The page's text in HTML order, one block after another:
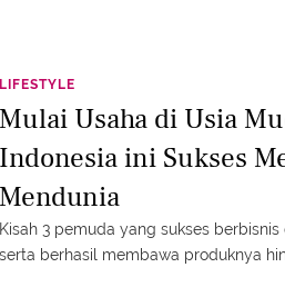
LIFESTYLE
Mulai Usaha di Usia
Indonesia ini Sukses
Mendunia
Kisah 3 pemuda yang sukses
serta berhasil membawa produknya